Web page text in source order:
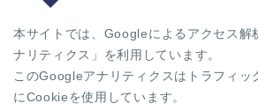
本サイトでは、Googleによるアクセス解
ナリティクス」を利用しています。
このGoogleアナリティクスはトラフィッ
にCookieを使用しています。